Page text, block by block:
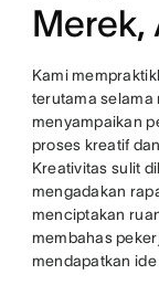
Merek,
Kami
terutama selama
menyampaikan
proses kreatif
Kreativitas sulit
mengadakan
menciptakan
membahas
mendapatkan